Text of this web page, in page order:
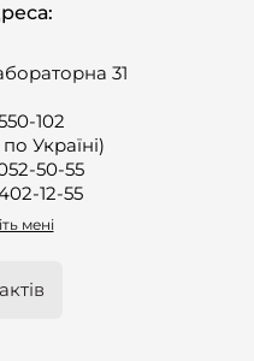
31
102
Україні)
50-55
12-55
мені